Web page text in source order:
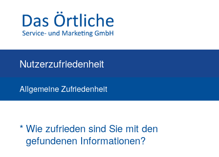
Nutzerzufriedenheit
Allgemeine Zufriedenheit
* Wie zufrieden sind Sie mit den
gefundenen Informationen?
(Erforderlich.)